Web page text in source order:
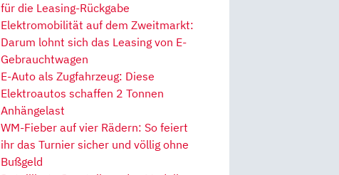
für die Leasing-Rückgabe
Elektromobilität auf dem Zweitmarkt:
Darum lohnt sich das Leasing von E-
Gebrauchtwagen
E-Auto als Zugfahrzeug: Diese
Elektroautos schaffen 2 Tonnen
Anhängelast
WM-Fieber auf vier Rädern: So feiert
ihr das Turnier sicher und völlig ohne
Bußgeld